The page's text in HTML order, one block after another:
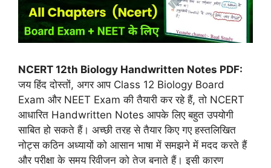
NCERT 12th Biology Handwritten Notes PDF:
जय हिंद दोस्तों, अगर आप Class 12 Biology Board
Exam और NEET Exam की तैयारी कर रहे हैं, तो NCERT
आधारित Handwritten Notes आपके लिए बहुत उपयोगी
साबित हो सकते हैं। अच्छी तरह से तैयार किए गए हस्तलिखित
नोट्स कठिन अध्यायों को आसान भाषा में समझने में मदद करते हैं
और परीक्षा के समय रिवीजन को तेज बनाते हैं। इसी कारण